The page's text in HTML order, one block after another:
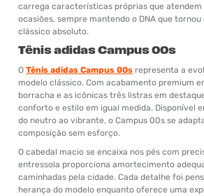
carrega características próprias que atendem
ocasiões, sempre mantendo o DNA que tornou
clássico absoluto.
Tênis adidas Campus 00s
O Tênis adidas Campus 00s representa a
modelo clássico. Com acabamento premium
borracha e as icônicas três listras em
conforto e estilo em igual medida. Disponível
do neutro ao vibrante, o Campus 00s se
composição sem esforço.
O cabedal macio se encaixa nos pés com
entressola proporciona amortecimento
caminhadas pela cidade. Cada detalhe foi
herança do modelo enquanto oferece uma